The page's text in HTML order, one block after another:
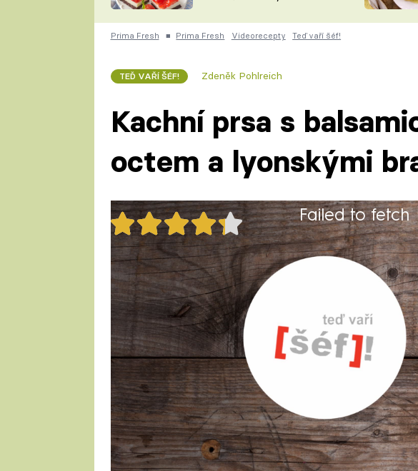
ČESKO NA TALÍŘI
KUCHAŘKA
Prima Fresh ■ Prima Fresh Videorecepty Teď vaří šéf!
TEĎ VAŘÍ ŠÉF! Zdeněk Pohlreich
Kachní prsa s
octem a lyonskými
Failed to fetch
31x
Pikantní chuť kachně dodává balzamikový
posloužily lyonské brambory.
2 porce